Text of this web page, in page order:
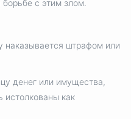
с этим злом.
наказывается штрафом или
денег или имущества,
истолкованы как